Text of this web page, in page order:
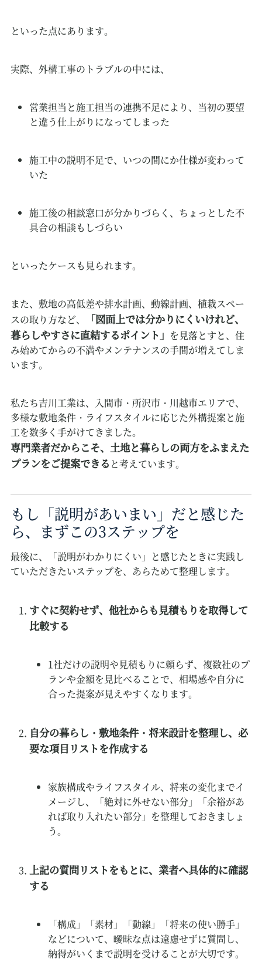
といった点にあります。
実際、外構工事のトラブルの中には、
営業担当と施工担当の連携不足により、当初の要望
と違う仕上がりになってしまった
施工中の説明不足で、いつの間にか仕様が変わって
いた
施工後の相談窓口が分かりづらく、ちょっとした不
具合の相談もしづらい
といったケースも見られます。
また、敷地の高低差や排水計画、動線計画、植栽スペー
スの取り方など、
「図面上では分かりにくいけれど、
暮らしやすさに直結するポイント」 を見落とすと、住
み始めてからの不満やメンテナンスの手間が増えてしま
います。
私たち吉川工業は、入間市・所沢市・川越市エリアで、
多様な敷地条件・ライフスタイルに応じた外構提案と施
工を数多く手がけてきました。
専門業者だからこそ、土地と暮らしの両方をふまえた
プランをご提案できる と考えています。
もし「説明があいまい」だと感じた
ら、まずこの3ステップを
最後に、「説明がわかりにくい」と感じたときに実践し
ていただきたいステップを、あらためて整理します。
すぐに契約せず、他社からも見積もりを取得して
比較する
1社だけの説明や見積もりに頼らず、複数社のプ
ランや金額を見比べることで、相場感や自分に
合った提案が見えやすくなります。
自分の暮らし・敷地条件・将来設計を整理し、必
要な項目リストを作成する
家族構成やライフスタイル、将来の変化までイ
メージし、「絶対に外せない部分」「余裕があ
れば取り入れたい部分」を整理しておきましょ
う。
上記の質問リストをもとに、業者へ具体的に確認
する
「構成」「素材」「動線」「将来の使い勝手」
などについて、曖昧な点は遠慮せずに質問し、
納得がいくまで説明を受けることが大切です。